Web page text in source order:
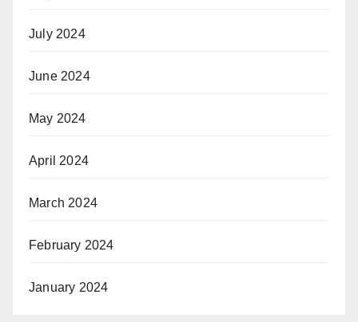
July 2024
June 2024
May 2024
April 2024
March 2024
February 2024
January 2024